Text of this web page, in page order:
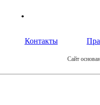
.
Контакты
Сайт